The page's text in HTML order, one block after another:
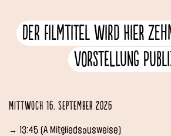
Der Filmtitel wird hier
Vorstellung
Mittwoch 16. September 2026
→ 13:45 (A Mitgliedsausweise)